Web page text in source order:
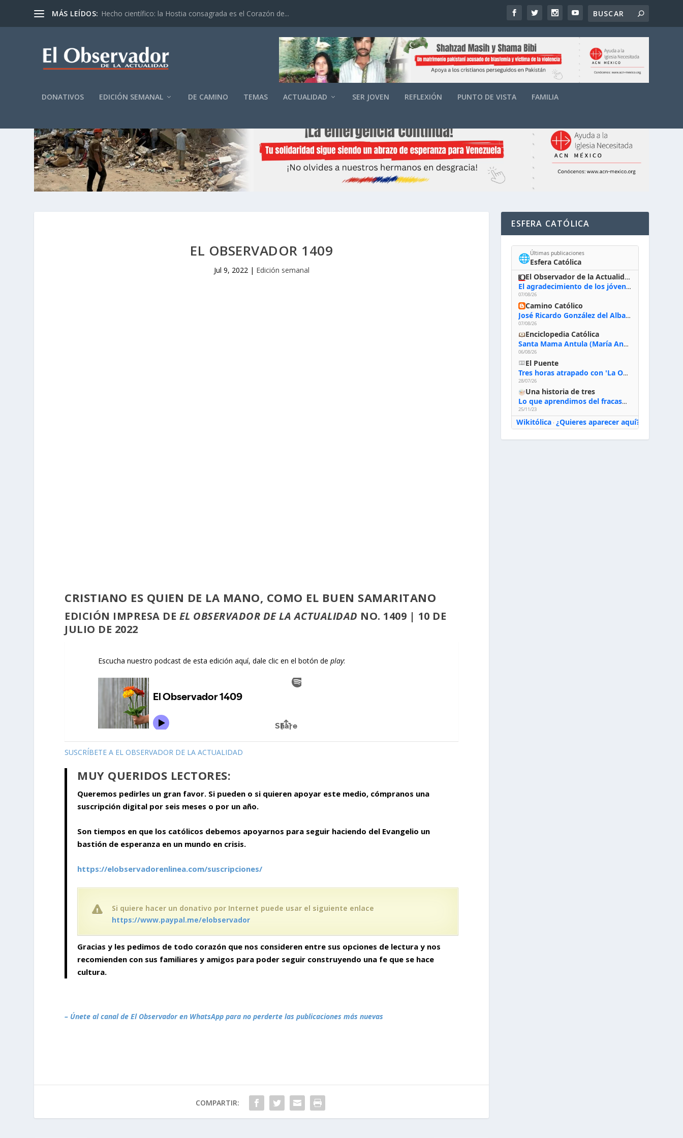
MÁS LEÍDOS: Hecho científico: la Hostia consagrada es el Corazón de...
DONATIVOS EDICIÓN SEMANAL DE CAMINO TEMAS ACTUALIDAD SER JOVEN REFLEXIÓN PUNTO DE VISTA FAMILIA
EL OBSERVADOR 1409
Jul 9, 2022| Edición semanal
CRISTIANO ES QUIEN DE LA MANO, COMO EL BUEN SAMARITANO
EDICIÓN IMPRESA DE EL OBSERVADOR DE LA ACTUALIDAD NO. 1409 | 10 DE
JULIO DE 2022
Escucha nuestro podcast de esta edición aquí, dale clic en el botón deplay:
SUSCRÍBETE A EL OBSERVADOR DE LA ACTUALIDAD
MUY QUERIDOS LECTORES:
Queremos pedirles un gran favor. Si pueden o si quieren apoyar este medio, cómpranos una
suscripción digital por seis meses o por un año.
Son tiempos en que los católicos debemos apoyarnos para seguir haciendo del Evangelio un
bastión de esperanza en un mundo en crisis.
https://elobservadorenlinea.com/suscripciones/
Si quiere hacer un donativo por Internet puede usar el siguiente enlace
https://www.paypal.me/elobservador
Gracias y les pedimos de todo corazón que nos consideren entre sus opciones de lectura y nos
recomienden con sus familiares y amigos para poder seguir construyendo una fe que se hace
cultura.
– Únete al canal de El Observador en WhatsApp para no perderte las publicaciones más nuevas
COMPARTIR:
ESFERA CATÓLICA
🌐Últimas publicaciones
Esfera Católica
El Observador de la Actualidad
El agradecimiento de los jóvenes al Papa: «Hoy nos sentimos Iglesia»
07/08/26
Camino Católico
José Ricardo González del Alba, artista sacro: «Yo oro, hablo con Dios, le pido al Espíritu Santo su inspiración y siempre pinto rezando el rosario para que sea Él quien actúe a través de mis manos»
07/08/26
Enciclopedia Católica
Santa Mama Antula (María Antonia de Paz y Figueroa)
06/08/26
El Puente
Tres horas atrapado con 'La Odisea' de Nolan
28/07/26
Una historia de tres
Lo que aprendimos del fracaso al emprender
25/11/23
Wikitólica· ¿Quieres aparecer aquí?